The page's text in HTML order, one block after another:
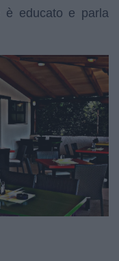
è educato e parla